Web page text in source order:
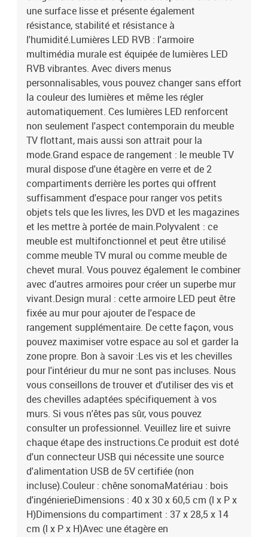
une surface lisse et présente également
résistance, stabilité et résistance à
l'humidité.Lumières LED RVB : l'armoire
multimédia murale est équipée de lumières LED
RVB vibrantes. Avec divers menus
personnalisables, vous pouvez changer sans effort
la couleur des lumières et même les régler
automatiquement. Ces lumières LED renforcent
non seulement l'aspect contemporain du meuble
TV flottant, mais aussi son attrait pour la
mode.Grand espace de rangement : le meuble TV
mural dispose d'une étagère en verre et de 2
compartiments derrière les portes qui offrent
suffisamment d'espace pour ranger vos petits
objets tels que les livres, les DVD et les magazines
et les mettre à portée de main.Polyvalent : ce
meuble est multifonctionnel et peut être utilisé
comme meuble TV mural ou comme meuble de
chevet mural. Vous pouvez également le combiner
avec d’autres armoires pour créer un superbe mur
vivant.Design mural : cette armoire LED peut être
fixée au mur pour ajouter de l'espace de
rangement supplémentaire. De cette façon, vous
pouvez maximiser votre espace au sol et garder la
zone propre. Bon à savoir :Les vis et les chevilles
pour l'intérieur du mur ne sont pas incluses. Nous
vous conseillons de trouver et d'utiliser des vis et
des chevilles adaptées spécifiquement à vos
murs. Si vous n'êtes pas sûr, vous pouvez
consulter un professionnel. Veuillez lire et suivre
chaque étape des instructions.Ce produit est doté
d'un connecteur USB qui nécessite une source
d'alimentation USB de 5V certifiée (non
incluse).Couleur : chêne sonomaMatériau : bois
d'ingénierieDimensions : 40 x 30 x 60,5 cm (l x P x
H)Dimensions du compartiment : 37 x 28,5 x 14
cm (l x P x H)Avec une étagère en